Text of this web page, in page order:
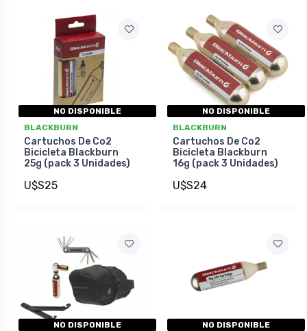
NO DISPONIBLE
BLACKBURN
Cartuchos De Co2
Bicicleta Blackburn
25g (pack 3 Unidades)
U$S25
NO DISPONIBLE
BLACKBURN
Cartuchos De Co2
Bicicleta Blackburn
16g (pack 3 Unidades)
U$S24
NO DISPONIBLE
NO DISPONIBLE